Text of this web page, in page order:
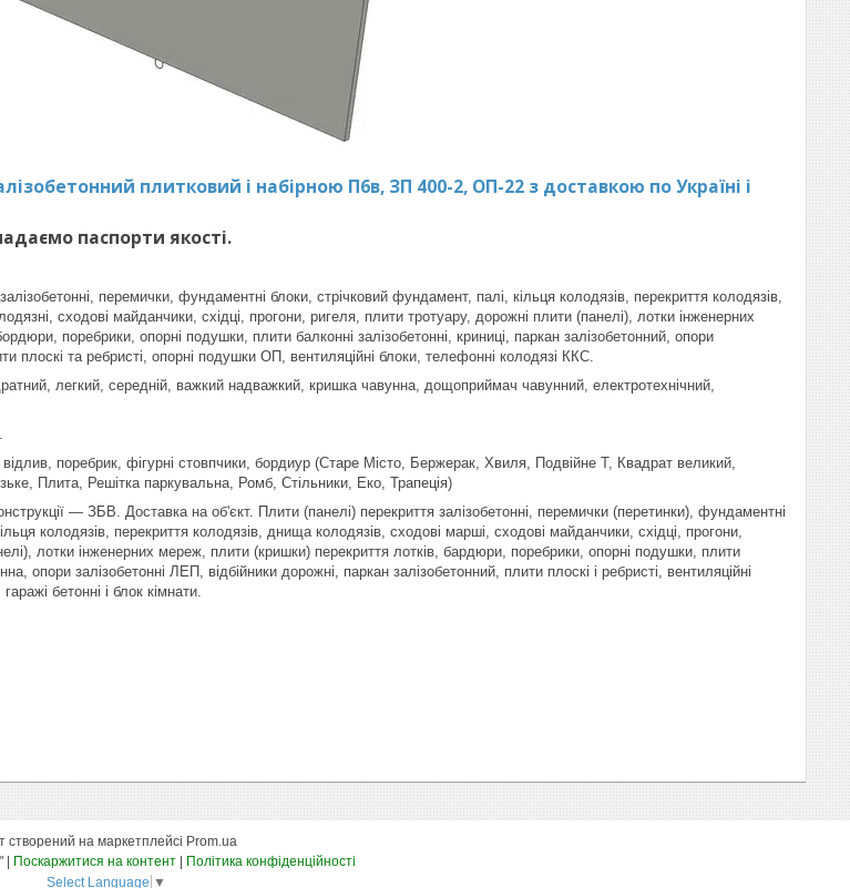
плитковий і набірною П6в, ЗП 400-2, ОП-22 з доставкою по Україні і
паспорти якості.
перемички, фундаментні блоки, стрічковий фундамент, палі, кільця колодязів, перекриття колодязів,
сходові майданчики, східці, прогони, ригеля, плити тротуару, дорожні плити (панелі), лотки інженерних
поребрики, опорні подушки, плити балконні залізобетонні, криниці, паркан залізобетонний, опори
плоскі та ребристі, опорні подушки ОП, вентиляційні блоки, телефонні колодязі ККС.
легкий, середній, важкий надважкий, кришка чавунна, дощоприймач чавунний, електротехнічний,
поребрик, фігурні стовпчики, бордиур (Старе Місто, Бержерак, Хвиля, Подвійне Т, Квадрат великий,
Плита, Решітка паркувальна, Ромб, Стільники, Еко, Трапеція)
― ЗБВ. Доставка на об'єкт. Плити (панелі) перекриття залізобетонні, перемички (перетинки), фундаментні
колодязів, перекриття колодязів, днища колодязів, сходові марші, сходові майданчики, східці, прогони,
лотки інженерних мереж, плити (кришки) перекриття лотків, бардюри, поребрики, опорні подушки, плити
опори залізобетонні ЛЕП, відбійники дорожні, паркан залізобетонний, плити плоскі і ребристі, вентиляційні
бетонні і блок кімнати.
створений на маркетплейсі Prom.ua
Поскаржитися на контент
Політика конфіденційності
Select Language ▼